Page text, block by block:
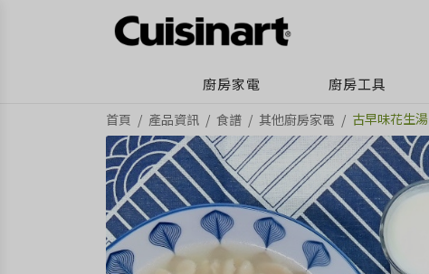
廚房家電 廚房工具
首頁 產品資訊 食譜 其他廚房家電 古早味花生湯